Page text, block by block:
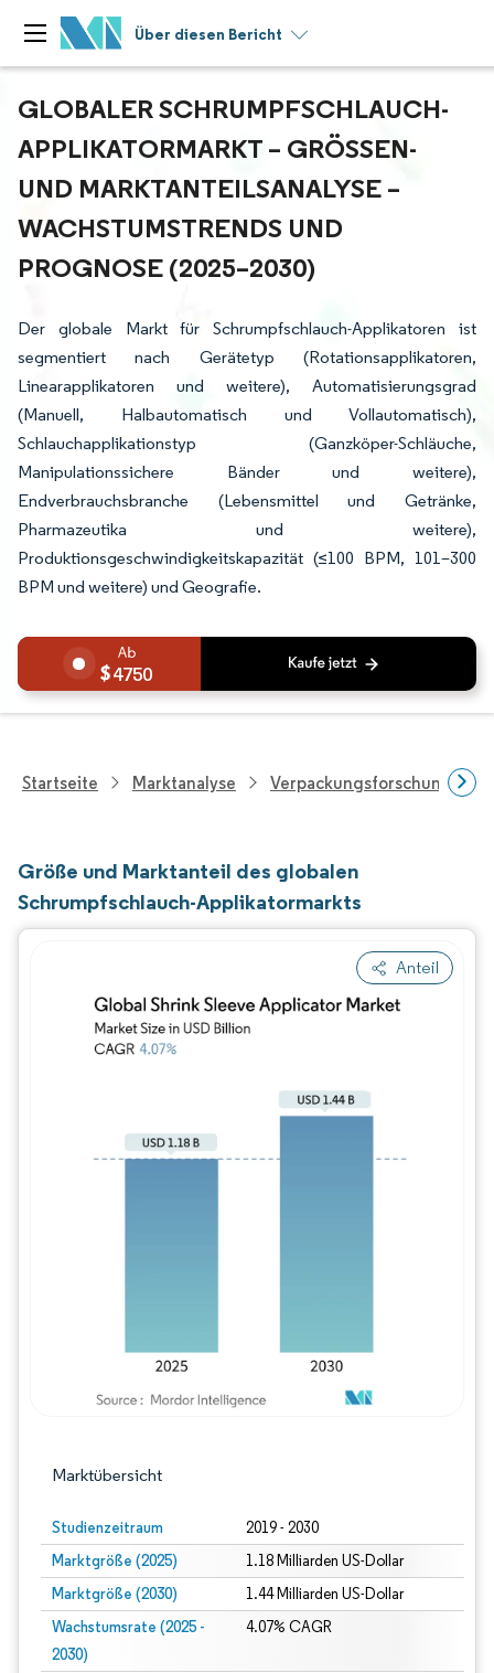
Über diesen Bericht
GLOBALER SCHRUMPFSCHLAUCH-
APPLIKATORMARKT – GRÖSSEN- U
ND MARKTANTEILSANALYSE – W
ACHSTUMSTRENDS UND P
ROGNOSE (2025–2030)
Der globale Markt für Schrumpfschlauch-Applikatoren ist
segmentiert nach Gerätetyp (Rotationsapplikatoren,
Linearapplikatoren und weitere), Automatisierungsgrad
(Manuell, Halbautomatisch und Vollautomatisch),
Schlauchapplikationstyp (Ganzköper-Schläuche,
Manipulationssichere Bänder und weitere),
Endverbrauchsbranche (Lebensmittel und Getränke,
Pharmazeutika und weitere),
Produktionsgeschwindigkeitskapazität (≤100 BPM, 101–300
BPM und weitere) und Geografie.
4750
Startseite Marktanalyse Verpackungsforschung
Größe und Marktanteil des globalen
Schrumpfschlauch-Applikatormarkts
Anteil
Marktübersicht
Studienzeitraum 2019 - 2030
Marktgröße (2025) 1.18 Milliarden US-Dollar
Marktgröße (2030) 1.44 Milliarden US-Dollar
Wachstumsrate (2025 -
2030)
4.07% CAGR